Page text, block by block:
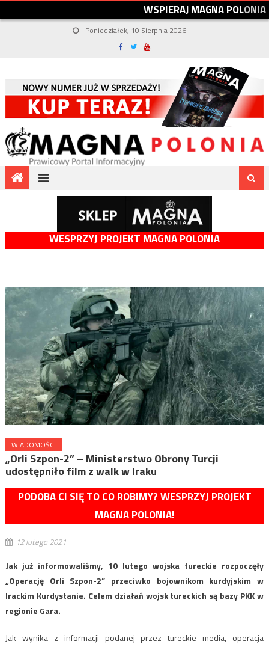
WSPIERAJMAGNAPOLONIA
Poniedziałek, 10 Sierpnia 2026
WESPRZYJ PROJEKT MAGNA POLONIA
WIADOMOŚCI
„Orli Szpon-2” – Ministerstwo Obrony Turcji
udostępniło film z walk w Iraku
PODOBA CI SIĘ TO CO ROBIMY? WESPRZYJ PROJEKT
MAGNA POLONIA!
12 lutego 2021
Jak już informowaliśmy, 10 lutego wojska tureckie rozpoczęły
„Operację Orli Szpon-2” przeciwko bojownikom kurdyjskim w
Irackim Kurdystanie. Celem działań wojsk tureckich są bazy PKK w
regionie Gara.
Jak wynika z informacji podanej przez tureckie media, operacja